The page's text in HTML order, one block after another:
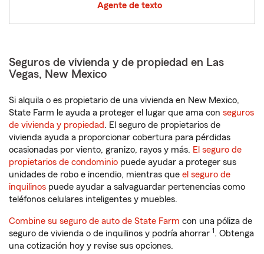
Agente de texto
Seguros de vivienda y de propiedad en Las
Vegas, New Mexico
Si alquila o es propietario de una vivienda en New Mexico,
State Farm le ayuda a proteger el lugar que ama con seguros
de vivienda y propiedad. El seguro de propietarios de
vivienda ayuda a proporcionar cobertura para pérdidas
ocasionadas por viento, granizo, rayos y más. El seguro de
propietarios de condominio puede ayudar a proteger sus
unidades de robo e incendio, mientras que el seguro de
inquilinos puede ayudar a salvaguardar pertenencias como
teléfonos celulares inteligentes y muebles.
Combine su seguro de auto de State Farm con una póliza de
seguro de vivienda o de inquilinos y podría ahorrar 1. Obtenga
una cotización hoy y revise sus opciones.